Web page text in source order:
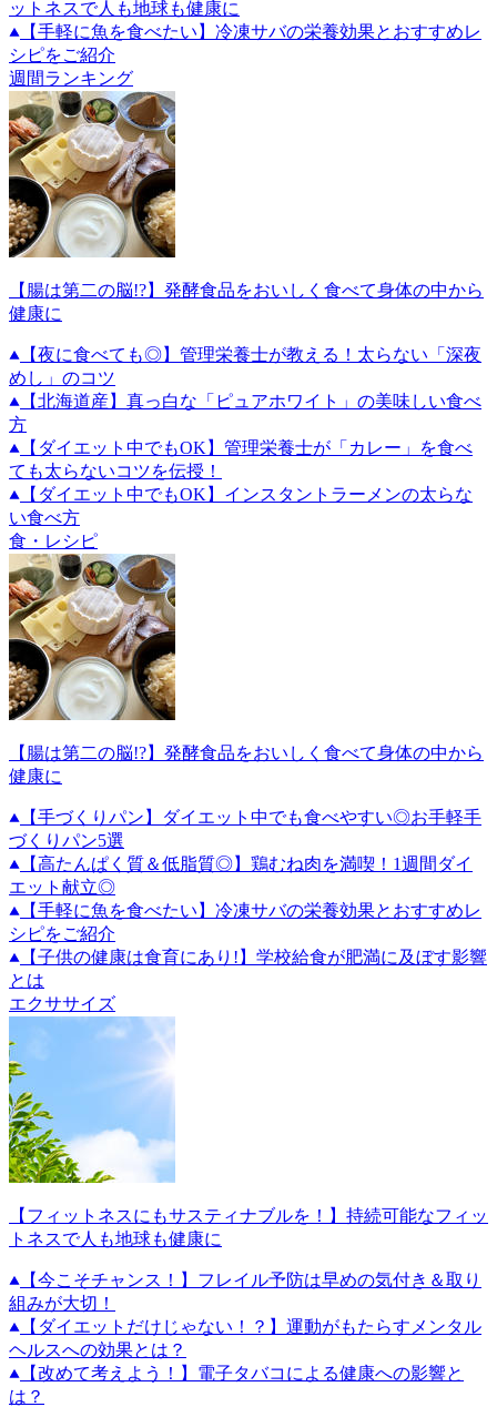
ットネスで人も地球も健康に
【手軽に魚を食べたい】冷凍サバの栄養効果とおすすめレ
シピをご紹介
週間ランキング
【腸は第二の脳!?】発酵食品をおいしく食べて身体の中から
健康に
【夜に食べても◎】管理栄養士が教える！太らない「深夜
めし」のコツ
【北海道産】真っ白な「ピュアホワイト」の美味しい食べ
方
【ダイエット中でもOK】管理栄養士が「カレー」を食べ
ても太らないコツを伝授！
【ダイエット中でもOK】インスタントラーメンの太らな
い食べ方
食・レシピ
【腸は第二の脳!?】発酵食品をおいしく食べて身体の中から
健康に
【手づくりパン】ダイエット中でも食べやすい◎お手軽手
づくりパン5選
【高たんぱく質＆低脂質◎】鶏むね肉を満喫！1週間ダイ
エット献立◎
【手軽に魚を食べたい】冷凍サバの栄養効果とおすすめレ
シピをご紹介
【子供の健康は食育にあり!】学校給食が肥満に及ぼす影響
とは
エクササイズ
【フィットネスにもサスティナブルを！】持続可能なフィッ
トネスで人も地球も健康に
【今こそチャンス！】フレイル予防は早めの気付き＆取り
組みが大切！
【ダイエットだけじゃない！？】運動がもたらすメンタル
ヘルスへの効果とは？
【改めて考えよう！】電子タバコによる健康への影響と
は？